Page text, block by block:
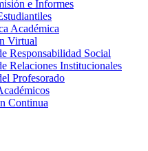
e Informes
Académica
Virtual
Responsabilidad Social
Relaciones Institucionales
Profesorado
Continua